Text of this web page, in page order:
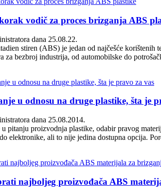
vodič za proces brizganja ABS
dana 25.08.22.
stiren (ABS) je jedan od najčešće korištenih
za bezbroj industrija, od automobilske do
u odnosu na druge plastike, šta je
dana 25.08.2014.
pitanju proizvodnja plastike, odabir pravog
elektronike, ali to nije jedina dostupna opcija.
najboljeg proizvođača ABS